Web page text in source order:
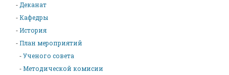
Деканат
Кафедры
История
План мероприятий
Ученого совета
Методической комисии